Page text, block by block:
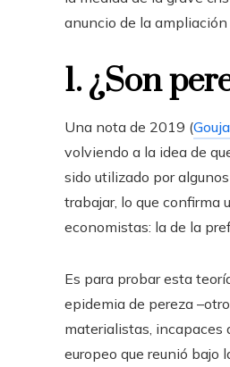
anuncio de la
1. ¿Son
Una nota de 2019 (
volviendo a la idea de
sido utilizado por
trabajar, lo que confirma
economistas: la de la
Es para probar esta
epidemia de pereza
materialistas, incapaces
europeo que reunió bajo